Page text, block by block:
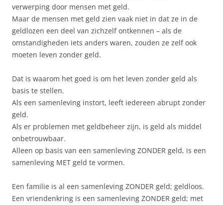
verwerping door mensen met geld.
Maar de mensen met geld zien vaak niet in dat ze in de
geldlozen een deel van zichzelf ontkennen – als de
omstandigheden iets anders waren, zouden ze zelf ook
moeten leven zonder geld.
Dat is waarom het goed is om het leven zonder geld als
basis te stellen.
Als een samenleving instort, leeft iedereen abrupt zonder
geld.
Als er problemen met geldbeheer zijn, is geld als middel
onbetrouwbaar.
Alleen op basis van een samenleving ZONDER geld, is een
samenleving MET geld te vormen.
Een familie is al een samenleving ZONDER geld; geldloos.
Een vriendenkring is een samenleving ZONDER geld; met